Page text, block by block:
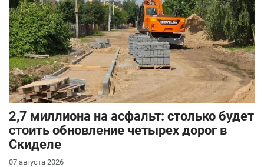
2,7 миллиона на асфальт: столько будет
стоить обновление четырех дорог в
Скиделе
07 августа 2026